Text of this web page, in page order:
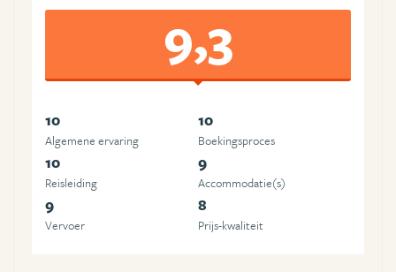
9,3
10
Algemene ervaring
10
Boekingsproces
10
Reisleiding
9
Accommodatie(s)
9
Vervoer
8
Prijs-kwaliteit